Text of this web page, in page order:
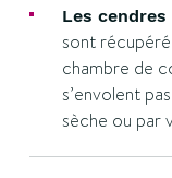
Les
sont
chambre de
s’envolent
sèche ou par